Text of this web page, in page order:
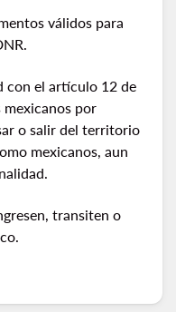
válidos para
con el artículo 12 de
mexicanos por
o salir del territorio
mexicanos, aun
transiten o